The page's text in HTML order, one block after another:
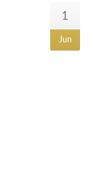
1
Jun